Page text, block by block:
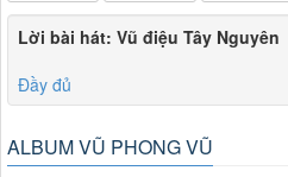
Lời bài hát: Vũ điệu Tây Nguyên
Đầy đủ
ALBUM VŨ PHONG VŨ